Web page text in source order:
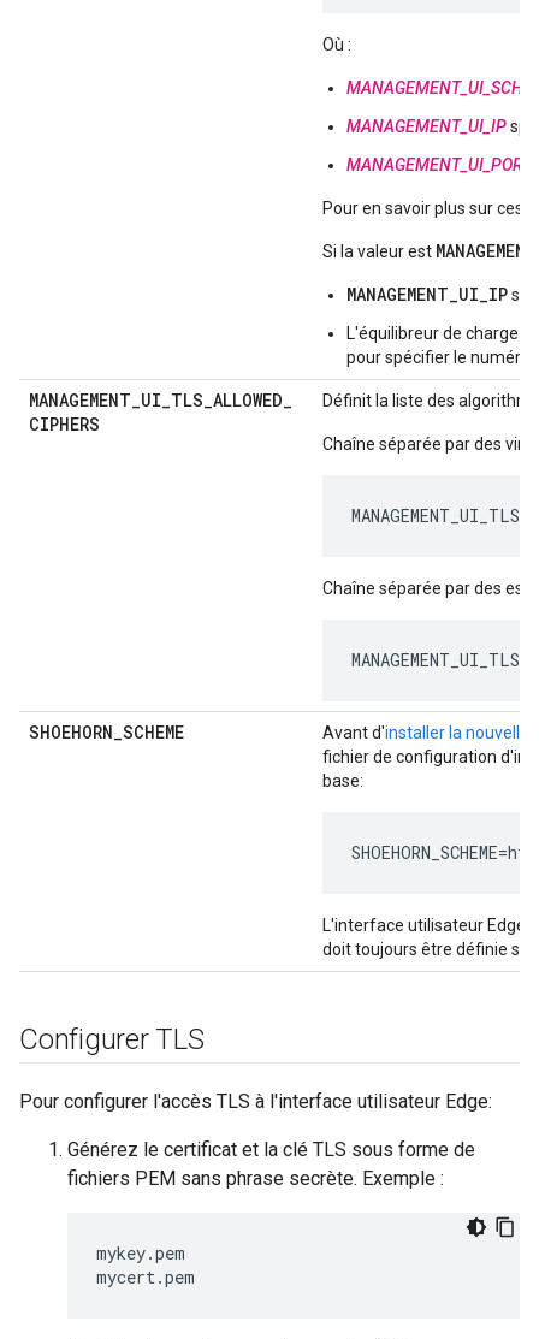
Où :
MANAGEMENT_UI_IP
MANAGEMENT_UI_PORT
Pour en savoir plus sur ces
Si la valeur est
MANAGEMENT_UI_IP
L'équilibreur de charge
pour spécifier le numéro
MANAGEMENT_UI_TLS_ALLOWED_
CIPHERS
Définit la liste des
Chaîne séparée par des
Chaîne séparée par des
SHOEHORN_SCHEME Avant d'installer la nouvelle
fichier de configuration
base:
L'interface utilisateur Edge
doit toujours être définie
Configurer TLS
Pour configurer l'accès TLS à l'interface utilisateur Edge:
Générez le certificat et la clé TLS sous forme de
fichiers PEM sans phrase secrète. Exemple :
mykey.pem
mycert.pem